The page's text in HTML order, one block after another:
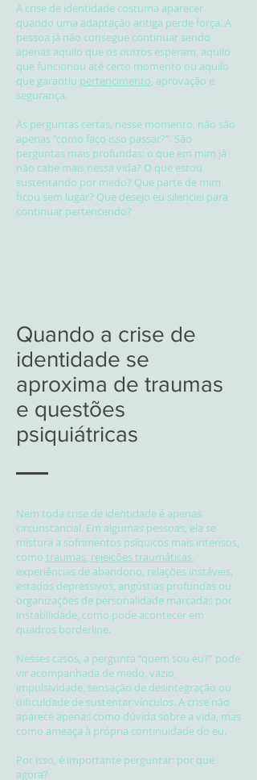
A crise de identidade costuma aparecer
quando uma adaptação antiga perde força. A
pessoa já não consegue continuar sendo
apenas aquilo que os outros esperam, aquilo
que funcionou até certo momento ou aquilo
que garantiu pertencimento, aprovação e
segurança.
As perguntas certas, nesse momento, não são
apenas “como faço isso passar?”. São
perguntas mais profundas: o que em mim já
não cabe mais nessa vida? O que estou
sustentando por medo? Que parte de mim
ficou sem lugar? Que desejo eu silenciei para
continuar pertencendo?
Quando a crise de
identidade se
aproxima de traumas
e questões
psiquiátricas
Nem toda crise de identidade é apenas
circunstancial. Em algumas pessoas, ela se
mistura a sofrimentos psíquicos mais intensos,
como traumas, rejeições traumáticas,
experiências de abandono, relações instáveis,
estados depressivos, angústias profundas ou
organizações de personalidade marcadas por
instabilidade, como pode acontecer em
quadros borderline.
Nesses casos, a pergunta “quem sou eu?” pode
vir acompanhada de medo, vazio,
impulsividade, sensação de desintegração ou
dificuldade de sustentar vínculos. A crise não
aparece apenas como dúvida sobre a vida, mas
como ameaça à própria continuidade do eu.
Por isso, é importante perguntar: por que
agora?